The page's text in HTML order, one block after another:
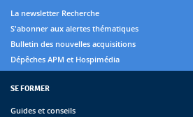
La newsletter Recherche
S'abonner aux alertes thématiques
Bulletin des nouvelles acquisitions
Dépêches APM et Hospimédia
SE FORMER
Guides et conseils